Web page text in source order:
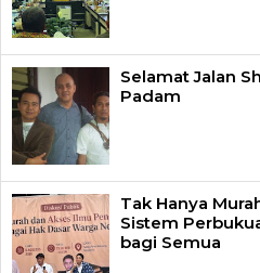
Selamat Jalan
Padam
Tak Hanya
Sistem
bagi Semua